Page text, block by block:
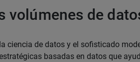
volúmenes de
ciencia de datos y el sofisticado
basadas en datos que